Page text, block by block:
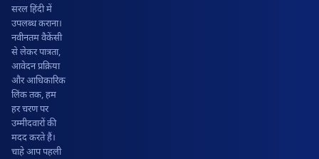
सरल हिंदी में
उपलब्ध कराना।
नवीनतम वैकेंसी
से लेकर पात्रता,
आवेदन प्रक्रिया
और आधिकारिक
लिंक तक, हम
हर चरण पर
उम्मीदवारों की
मदद करते हैं।
चाहे आप पहली